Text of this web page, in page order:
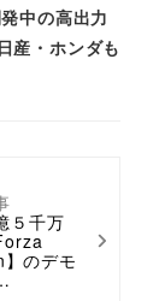
５千万
のデモ
中の高出力
産・ホンダも